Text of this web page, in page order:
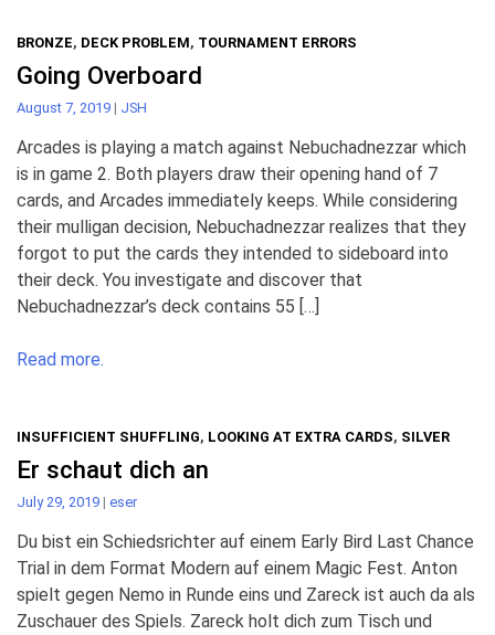
BRONZE, DECK PROBLEM, TOURNAMENT ERRORS
Going Overboard
August 7, 2019 | JSH
Arcades is playing a match against Nebuchadnezzar which
is in game 2. Both players draw their opening hand of 7
cards, and Arcades immediately keeps. While considering
their mulligan decision, Nebuchadnezzar realizes that they
forgot to put the cards they intended to sideboard into
their deck. You investigate and discover that
Nebuchadnezzar’s deck contains 55 […]
Read more.
INSUFFICIENT SHUFFLING, LOOKING AT EXTRA CARDS, SILVER
Er schaut dich an
July 29, 2019 | eser
Du bist ein Schiedsrichter auf einem Early Bird Last Chance
Trial in dem Format Modern auf einem Magic Fest. Anton
spielt gegen Nemo in Runde eins und Zareck ist auch da als
Zuschauer des Spiels. Zareck holt dich zum Tisch und